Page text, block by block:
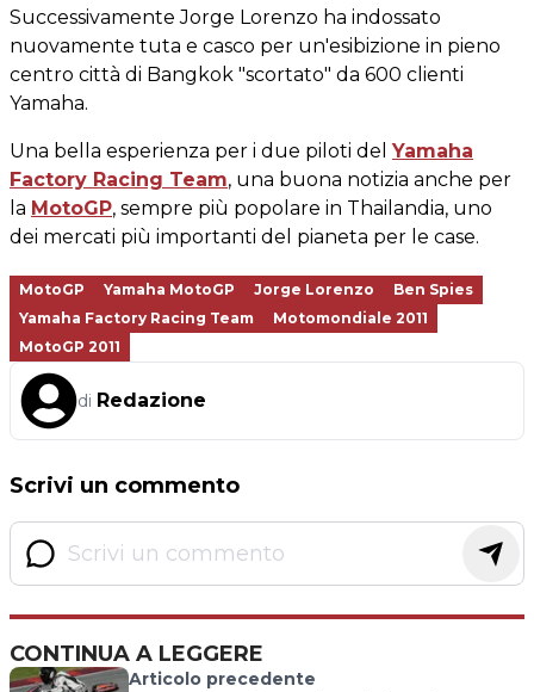
Successivamente Jorge Lorenzo ha indossato
nuovamente tuta e casco per un'esibizione in pieno
centro città di Bangkok "scortato" da 600 clienti
Yamaha.
Una bella esperienza per i due piloti del Yamaha
Factory Racing Team, una buona notizia anche per
la MotoGP, sempre più popolare in Thailandia, uno
dei mercati più importanti del pianeta per le case.
MotoGP Yamaha MotoGP Jorge Lorenzo
Ben Spies
Yamaha Factory Racing Team
Motomondiale 2011
MotoGP 2011
di Redazione
Scrivi un commento
CONTINUA A LEGGERE
Articolo precedente